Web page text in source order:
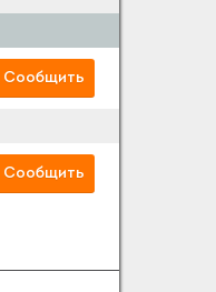
Сообщить
Сообщить